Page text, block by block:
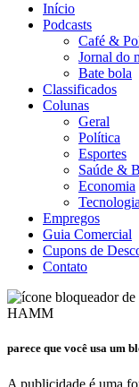
Início
Podcasts
Café &
Jornal do
Bate bola
Classificados
Colunas
Geral
Política
Esportes
Saúde &
Economia
Empregos
Guia Comercial
Cupons de
Contato
HAMM
parece que você usa um
A publicidade é uma